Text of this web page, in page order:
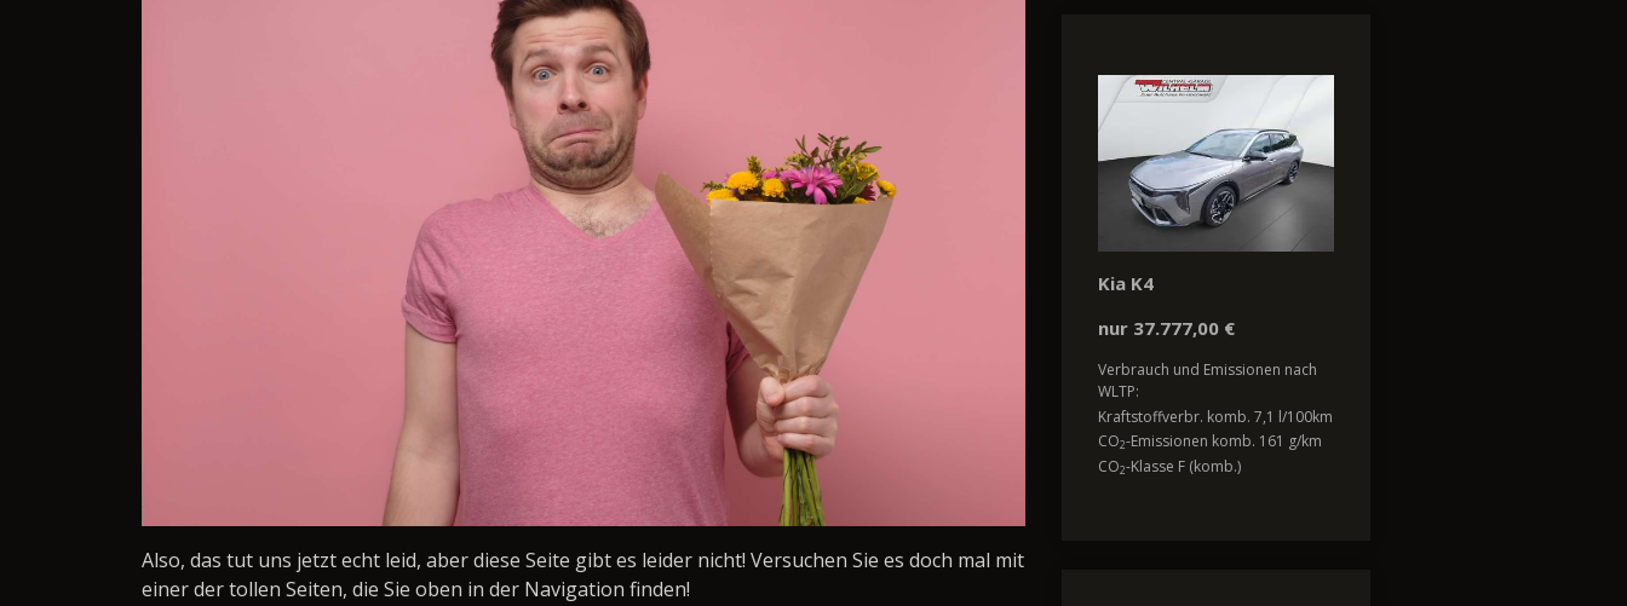
Also, das tut uns jetzt echt leid, aber diese Seite gibt es leider nicht! Versuchen Sie es doch mal mit
einer der tollen Seiten, die Sie oben in der Navigation finden!
Kia K4
nur 37.777,00 €
Verbrauch und Emissionen nach
WLTP:
Kraftstoffverbr. komb. 7,1 l/100km
CO2-Emissionen komb. 161 g/km
CO2-Klasse F (komb.)